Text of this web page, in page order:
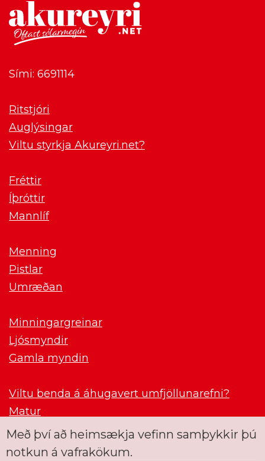
Sími: 6691114
Ritstjóri
Auglýsingar
Viltu styrkja Akureyri.net?
Fréttir
Íþróttir
Mannlíf
Menning
Pistlar
Umræðan
Minningargreinar
Ljósmyndir
Gamla myndin
Viltu benda á áhugavert umfjöllunarefni?
Matur
Með því að heimsækja vefinn samþykkir þú
notkun á vafrakökum.